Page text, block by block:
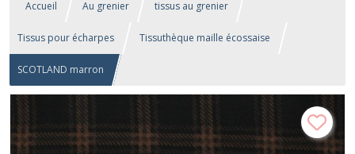
Accueil Au grenier tissus au grenier
Tissus pour écharpes Tissuthèque maille écossaise
SCOTLAND marron